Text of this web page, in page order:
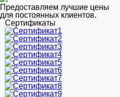
Предоставляем лучшие цены
для постоянных клиентов.
Сертификаты